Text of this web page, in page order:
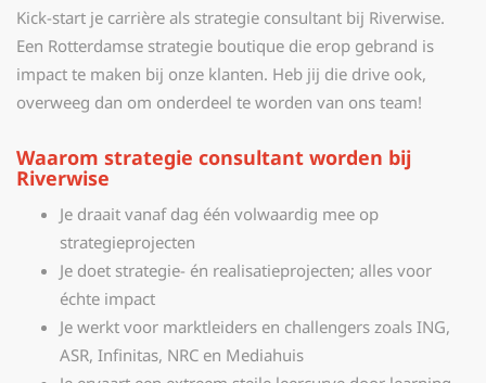
Kick-start je carrière als strategie consultant bij Riverwise.
Een Rotterdamse strategie boutique die erop gebrand is
impact te maken bij onze klanten. Heb jij die drive ook,
overweeg dan om onderdeel te worden van ons team!
Waarom strategie consultant worden bij
Riverwise
Je draait vanaf dag één volwaardig mee op
strategieprojecten
Je doet strategie- én realisatieprojecten; alles voor
échte impact
Je werkt voor marktleiders en challengers zoals ING,
ASR, Infinitas, NRC en Mediahuis